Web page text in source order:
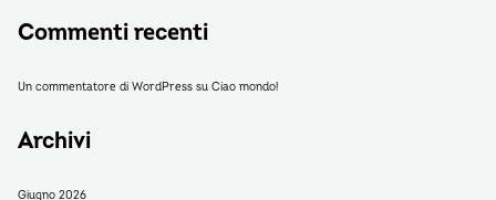
Commenti recenti
Un commentatore di WordPress su Ciao mondo!
Archivi
Giugno 2026